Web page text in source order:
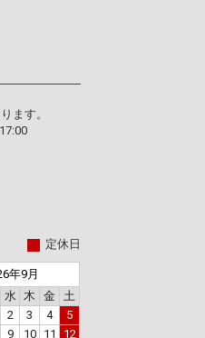
ます。
定休日
年9月
水 木 金
土
2 3 4
5
9 10 11
12